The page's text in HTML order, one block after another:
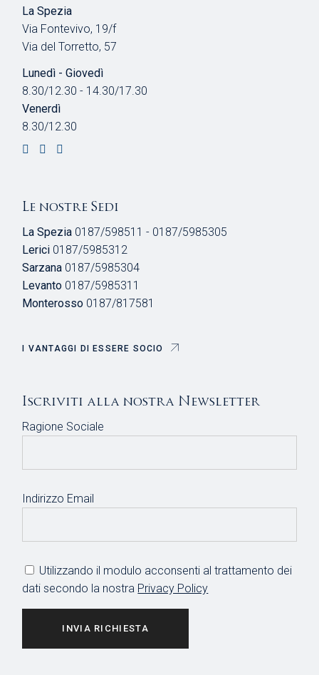
La Spezia
Via Fontevivo, 19/f
Via del Torretto, 57
Lunedì - Giovedì
8.30/12.30 - 14.30/17.30
Venerdì
8.30/12.30
Le nostre Sedi
La Spezia 0187/598511 - 0187/5985305
Lerici 0187/5985312
Sarzana 0187/5985304
Levanto 0187/5985311
Monterosso 0187/817581
I VANTAGGI DI ESSERE SOCIO
Iscriviti alla nostra Newsletter
Ragione Sociale
Indirizzo Email
Utilizzando il modulo acconsenti al trattamento dei
dati secondo la nostra Privacy Policy
INVIA RICHIESTA